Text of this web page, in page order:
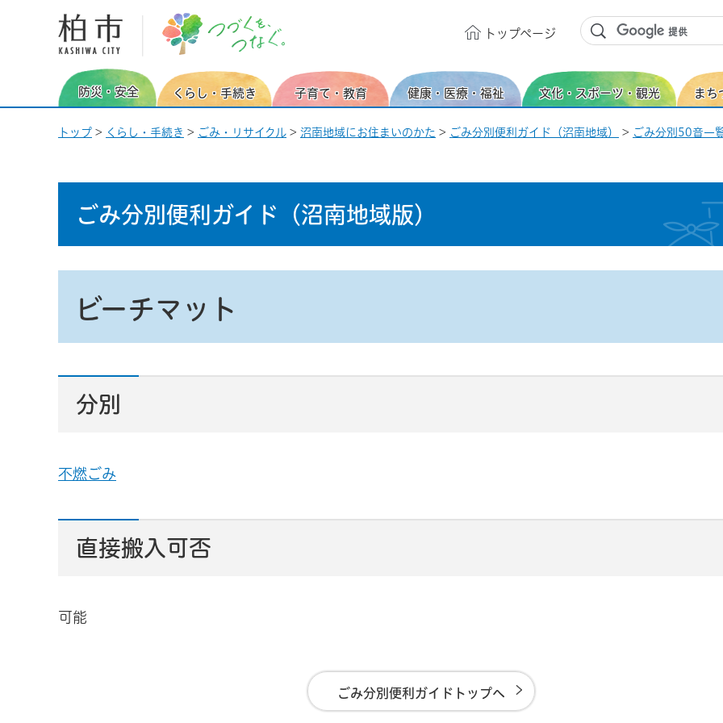
柏市 つづくを、つなぐ。
トップページ
防災・安全 くらし・手続き 子育て・教育 健康・医療・福祉 文化・スポーツ・観光 まち
トップ > くらし・手続き > ごみ・リサイクル > 沼南地域にお住まいのかた > ごみ分別便利ガイド（沼南地域） > ごみ分別50音一
ごみ分別便利ガイド （沼南地域版）
ビーチマット
分別
不燃ごみ
直接搬入可否
可能
ごみ分別便利ガイドトップへ